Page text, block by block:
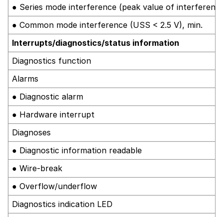
● Series mode interference (peak value of
● Common mode interference (USS < 2.5 V), min.
Interrupts/diagnostics/status information
Diagnostics function
Alarms
● Diagnostic alarm
● Hardware interrupt
Diagnoses
● Diagnostic information readable
● Wire-break
● Overflow/underflow
Diagnostics indication LED